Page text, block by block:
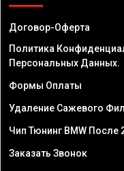
Договор-Оферта
Политика
Персональных Данных.
Формы Оплаты
Удаление Сажевого
Чип Тюнинг BMW После
Заказать Звонок